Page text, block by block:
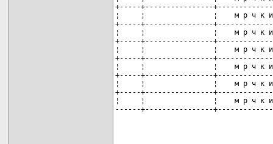
+-----+----------------
¦     ¦                ¦    м р ч
+-----+----------------
¦     ¦                ¦    м р ч
+-----+----------------
¦     ¦                ¦    м р ч
+-----+----------------
¦     ¦                ¦    м р ч
+-----+----------------
¦     ¦                ¦    м р ч
+-----+----------------
¦     ¦                ¦    м р ч
------+----------------